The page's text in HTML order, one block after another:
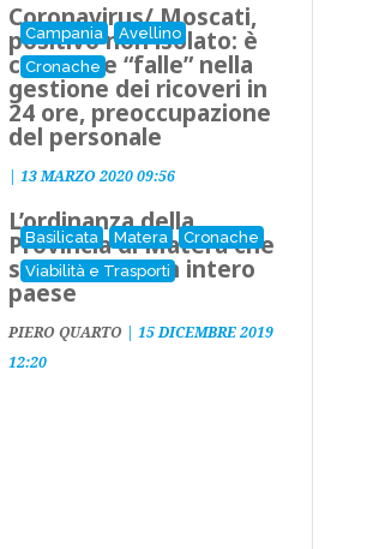
Campania
Avellino
Cronache
Coronavirus/ Moscati,
positivo non isolato: è
caos. Due “falle” nella
gestione dei ricoveri in
24 ore, preoccupazione
del personale
|13 MARZO 2020 09:56
Basilicata Matera
Cronache
Viabilità e Trasporti
L’ordinanza della
Provincia di Matera che
sta isolando un intero
paese
PIERO QUARTO |15 DICEMBRE 2019
12:20